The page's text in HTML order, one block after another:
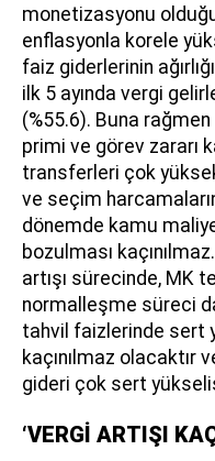
monetizasyonu
enflasyonla korele
faiz giderlerinin
ilk 5 ayında vergi
(%55.6). Buna
primi ve görev zararı
transferleri çok
ve seçim
dönemde kamu
bozulması
artışı sürecinde, MK
normalleşme süreci
tahvil faizlerinde sert
kaçınılmaz olacaktır
gideri çok sert
‘VERGİ ARTIŞI